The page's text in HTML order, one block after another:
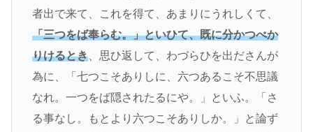
者出で来て、これを得て、あまりにうれしくて、
「三つをば奉らむ。」といひて、既に分かつべか
りけるとき、思ひ返して、わづらひを出ださんが
為に、「七つこそありしに、六つあるこそ不思議
なれ。一つをば隠されたるにや。」といふ。「さ
る事なし。もとより六つこそありしか。」と論ず